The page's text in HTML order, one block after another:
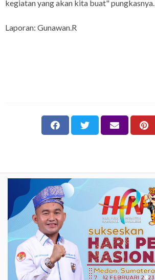
kegiatan yang akan kita buat" pungkasnya.
Laporan: Gunawan.R